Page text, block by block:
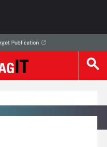
Publication